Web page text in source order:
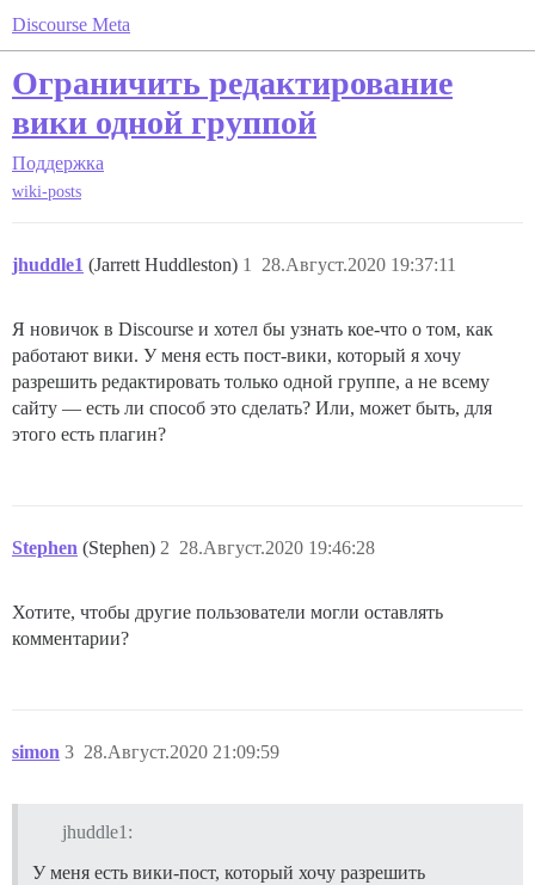
Discourse Meta
Ограничить редактирование
вики одной группой
Поддержка
wiki-posts
jhuddle1 (Jarrett Huddleston) 28.Август.2020 19:37:11
1
Я новичок в Discourse и хотел бы узнать кое-что о том, как
работают вики. У меня есть пост-вики, который я хочу
разрешить редактировать только одной группе, а не всему
сайту — есть ли способ это сделать? Или, может быть, для
этого есть плагин?
Stephen (Stephen) 28.Август.2020 19:46:28
2
Хотите, чтобы другие пользователи могли оставлять
комментарии?
simon 28.Август.2020 21:09:59
3
jhuddle1:
У меня есть вики-пост, который хочу разрешить